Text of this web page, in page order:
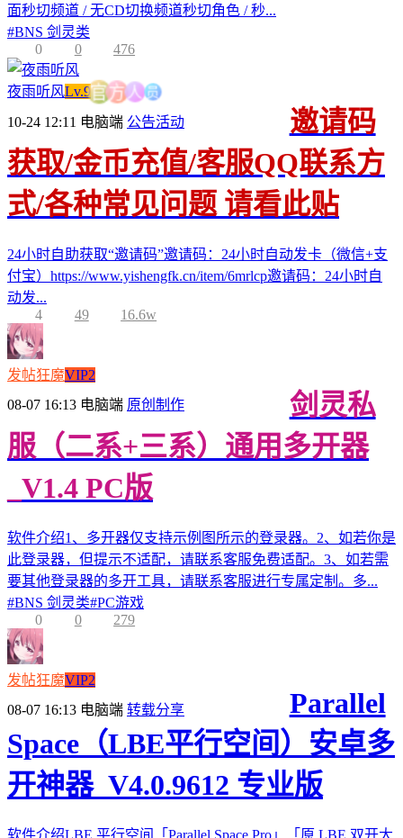
面秒切频道 / 无CD切换频道秒切角色 / 秒...
#BNS 剑灵类
0
0 476
夜雨听风Lv.9官 方人员
10-24 12:11 电脑端 公告活动
邀请码
获取/金币充值/客服QQ联系方
式/各种常见问题 请看此贴
24小时自助获取“邀请码”邀请码：24小时自动发卡（微信+支
付宝）https://www.yishengfk.cn/item/6mrlcp邀请码：24小时自
动发...
4
49 16.6w
发帖狂魔VIP2
08-07 16:13 电脑端 原创制作
剑灵私
服（二系+三系）通用多开器
_V1.4 PC版
软件介绍1、多开器仅支持示例图所示的登录器。2、如若你是
此登录器，但提示不适配，请联系客服免费适配。3、如若需
要其他登录器的多开工具，请联系客服进行专属定制。多...
#BNS 剑灵类#PC游戏
0
0 279
发帖狂魔VIP2
08-07 16:13 电脑端 转载分享
Parallel
Space（LBE平行空间）安卓多
开神器_V4.0.9612 专业版
软件介绍LBE 平行空间「Parallel Space Pro」「原 LBE 双开大